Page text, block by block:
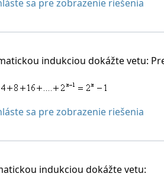
sa pre zobrazenie riešenia
indukciou dokážte vetu:
sa pre zobrazenie riešenia
indukciou dokážte vetu: